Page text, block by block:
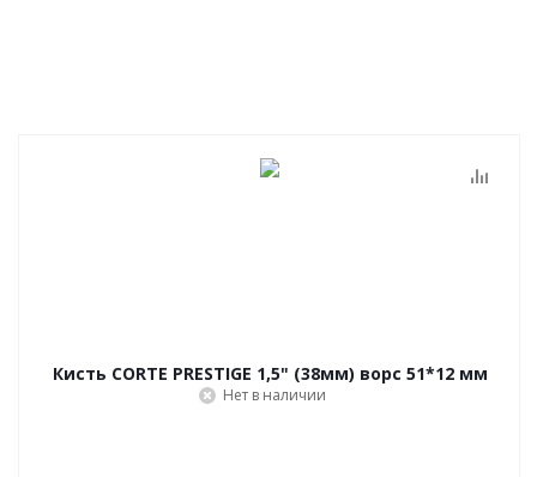
Кисть CORTE PRESTIGE 1,5" (38мм) ворс 51*12 мм
Нет в наличии